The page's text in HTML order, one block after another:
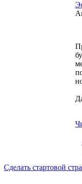
Сделать стартовой